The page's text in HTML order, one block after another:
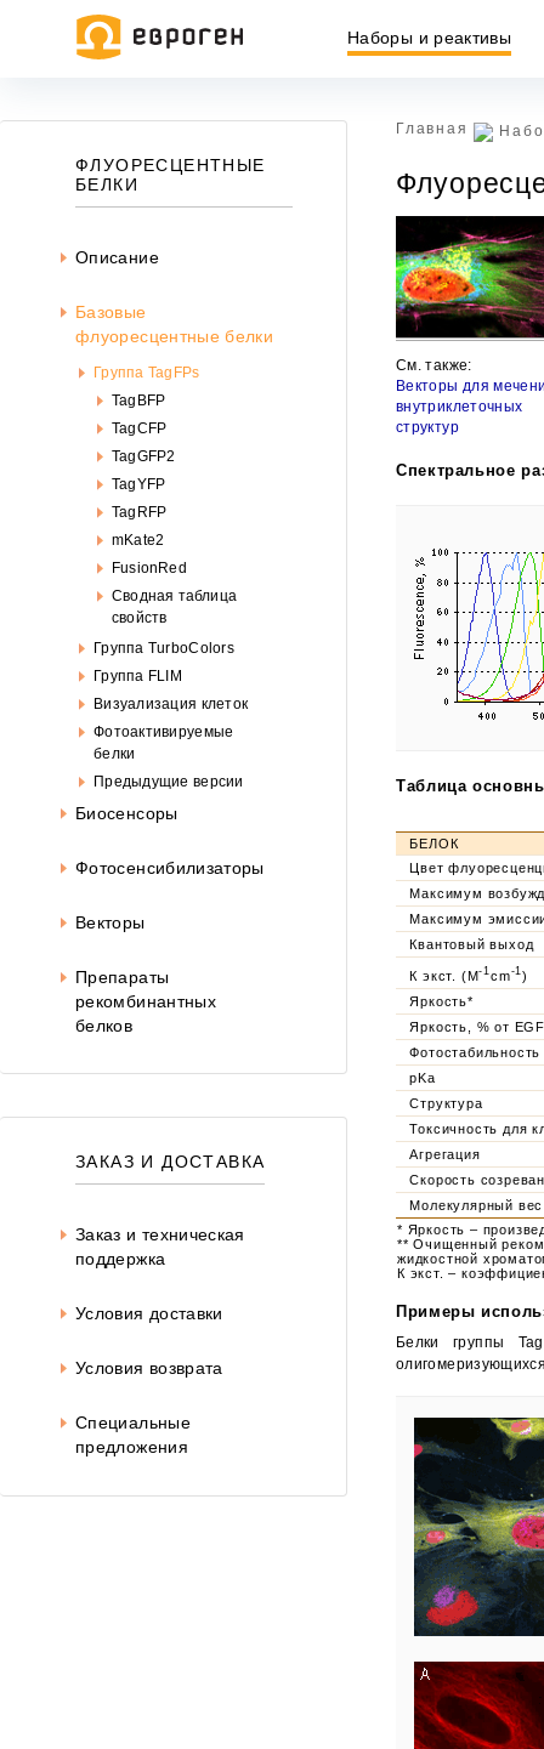
Наборы и реактивы
ФЛУОРЕСЦЕНТНЫЕ
БЕЛКИ
Описание
Базовые
флуоресцентные белки
Группа TagFPs
TagBFP
TagCFP
TagGFP2
TagYFP
TagRFP
mKate2
FusionRed
Сводная таблица
свойств
Группа TurboColors
Группа FLIM
Визуализация клеток
Фотоактивируемые
белки
Предыдущие версии
Биосенсоры
Фотосенсибилизаторы
Векторы
Препараты
рекомбинантных
белков
ЗАКАЗ И ДОСТАВКА
Заказ и техническая
поддержка
Условия доставки
Условия возврата
Специальные
предложения
Главная
См. также:
Векторы для
внутриклеточных
структур
Спектральное
Таблица
БЕЛОК
* Яркость –
** Очищенный
жидкостной
К экст. –
Цвет
Максимум
Максимум
Квантовый выход
К экст. (M-1 cm-1)
Яркость*
Яркость, % от
Фотостабильность
pKa
Структура
Токсичность для
Агрегация
Скорость
Молекулярный
Примеры
Белки группы
Информация, представленная на сайте, носит
437 ГК РФ.
Окончательная цена товара указывается в документе на